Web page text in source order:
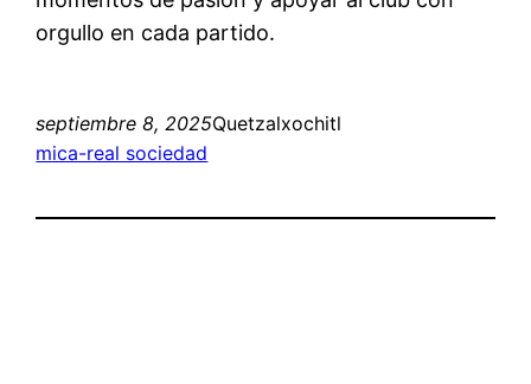
orgullo en cada partido.
septiembre 8, 2025Quetzalxochitl
mica-real sociedad